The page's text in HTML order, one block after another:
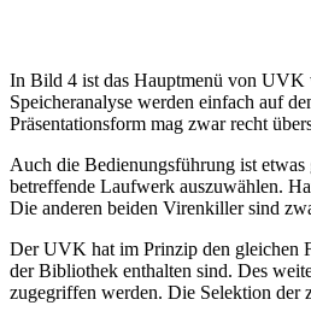
In Bild 4 ist das Hauptmenü von UVK
Speicheranalyse werden einfach auf
Präsentationsform mag zwar recht
Auch die Bedienungsführung ist
betreffende Laufwerk auszuwählen.
Die anderen beiden Virenkiller sind
Der UVK hat im Prinzip den gleichen
der Bibliothek enthalten sind. Des
zugegriffen werden. Die Selektion der